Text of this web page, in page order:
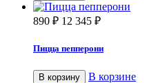
890 ₽ 12 345 ₽
Пицца пепперони
В корзину В корзине